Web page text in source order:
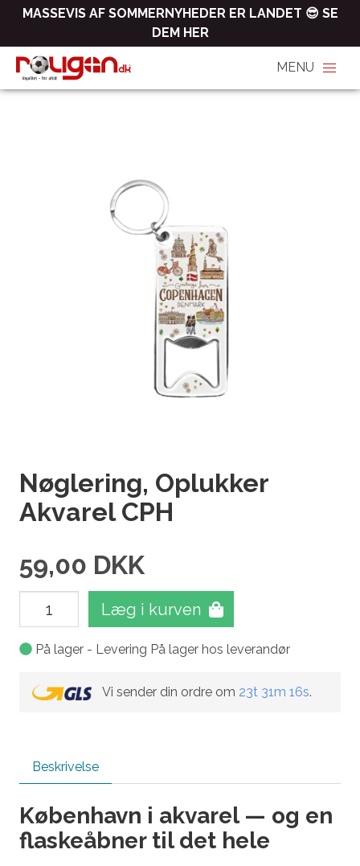
MASSEVIS AF SOMMERNYHEDER ER LANDET 😎 SE
DEM HER
Nøglering, Oplukker
Akvarel CPH
59,00 DKK
Læg i kurven
På lager - Levering På lager hos leverandør
Vi sender din ordre om 23t 31m 16s.
Beskrivelse
København i akvarel — og en
flaskeåbner til det hele